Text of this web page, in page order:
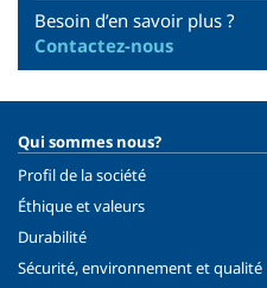
Besoin d’en savoir plus ?
Contactez-nous
Qui sommes nous?
Profil de la société
Éthique et valeurs
Durabilité
Sécurité, environnement et qualité